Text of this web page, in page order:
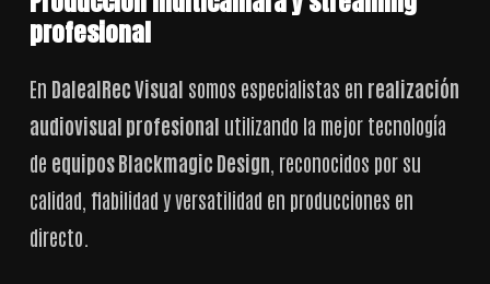
profesional
En DalealRec Visual somos especialistas en realización
audiovisual profesional utilizando la mejor tecnología
de equipos Blackmagic Design , reconocidos por su
calidad, fiabilidad y versatilidad en producciones en
directo.